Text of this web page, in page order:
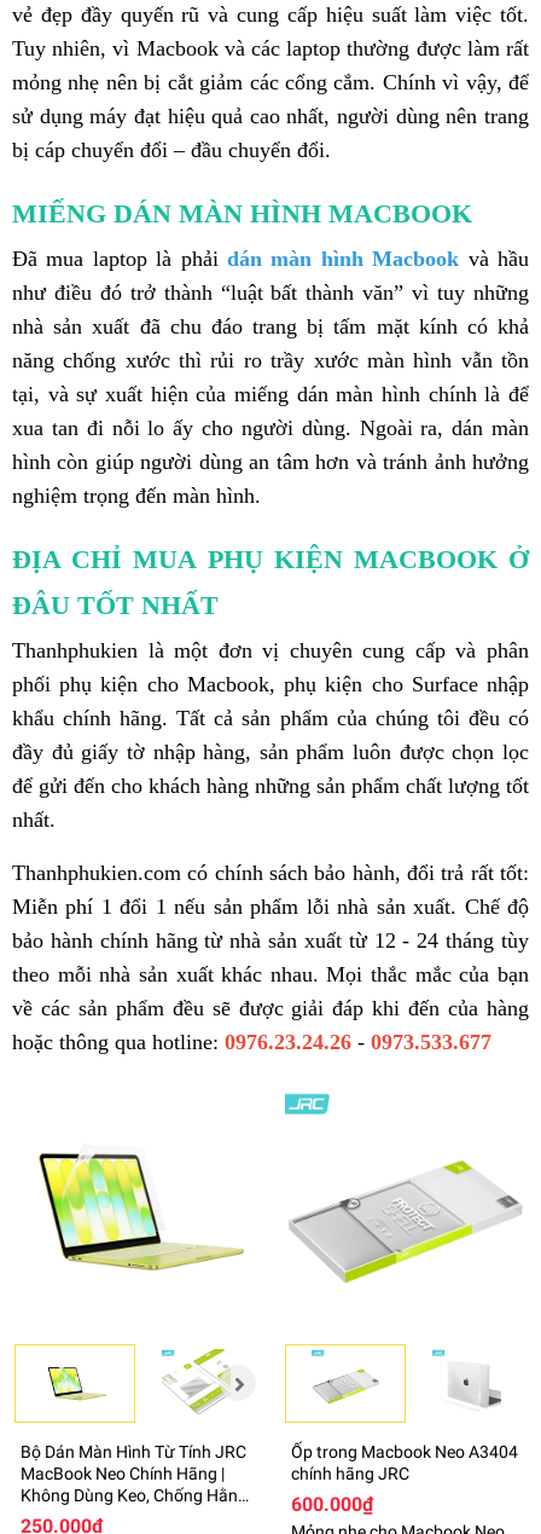
vẻ đẹp đầy quyến rũ và cung cấp hiệu suất làm việc tốt.
Tuy nhiên, vì Macbook và các laptop thường được làm rất
mỏng nhẹ nên bị cắt giảm các cổng cắm. Chính vì vậy, để
sử dụng máy đạt hiệu quả cao nhất, người dùng nên trang
bị cáp chuyển đổi – đầu chuyển đổi.
MIẾNG DÁN MÀN HÌNH MACBOOK
Đã mua laptop là phải dán màn hình Macbook và hầu
như điều đó trở thành “luật bất thành văn” vì tuy những
nhà sản xuất đã chu đáo trang bị tấm mặt kính có khả
năng chống xước thì rủi ro trầy xước màn hình vẫn tồn
tại, và sự xuất hiện của miếng dán màn hình chính là để
xua tan đi nỗi lo ấy cho người dùng. Ngoài ra, dán màn
hình còn giúp người dùng an tâm hơn và tránh ảnh hưởng
nghiệm trọng đến màn hình.
ĐỊA CHỈ MUA PHỤ KIỆN MACBOOK Ở
ĐÂU TỐT NHẤT
Thanhphukien là một đơn vị chuyên cung cấp và phân
phối phụ kiện cho Macbook, phụ kiện cho Surface nhập
khẩu chính hãng. Tất cả sản phẩm của chúng tôi đều có
đầy đủ giấy tờ nhập hàng, sản phẩm luôn được chọn lọc
để gửi đến cho khách hàng những sản phẩm chất lượng tốt
nhất.
Thanhphukien.com có chính sách bảo hành, đổi trả rất tốt:
Miễn phí 1 đổi 1 nếu sản phẩm lỗi nhà sản xuất. Chế độ
bảo hành chính hãng từ nhà sản xuất từ 12 - 24 tháng tùy
theo mỗi nhà sản xuất khác nhau. Mọi thắc mắc của bạn
về các sản phẩm đều sẽ được giải đáp khi đến của hàng
hoặc thông qua hotline: 0976.23.24.26 - 0973.533.677
Bộ Dán Màn Hình Từ Tính JRC
MacBook Neo Chính Hãng |
Không Dùng Keo, Chống Hằn
Bàn Phím, Trong Suốt
250.000₫
Ốp trong Macbook Neo A3404
chính hãng JRC
600.000₫